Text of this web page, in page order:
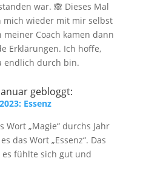
war. 🙈 Dieses Mal
mich wieder mit mir selbst
Coach kamen dann
Erklärungen. Ich hoffe,
endlich durch bin.
gebloggt:
Essenz
Wort „Magie“ durchs Jahr
das Wort „Essenz“. Das
fühlte sich gut und